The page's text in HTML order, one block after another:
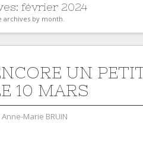
février 2024
archives by month.
UN
10 MARS
Anne-Marie BRUIN